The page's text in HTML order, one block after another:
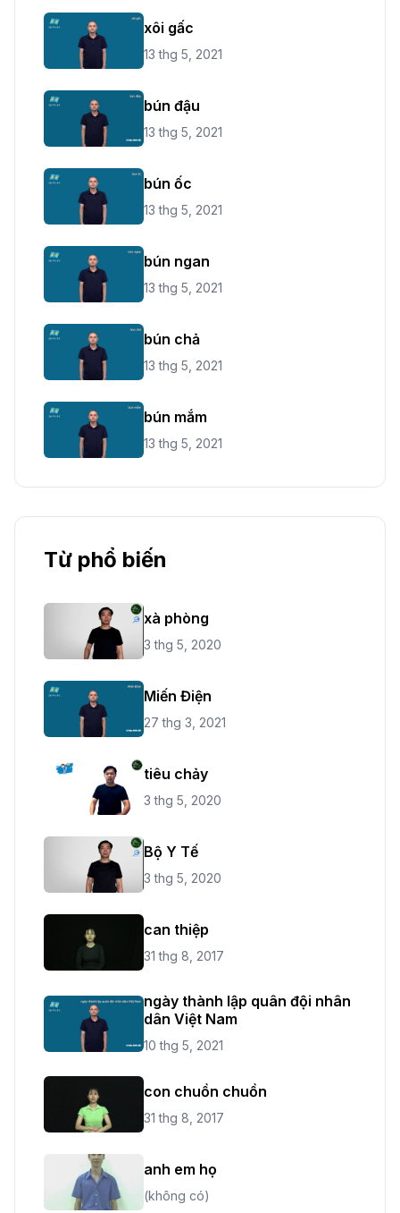
xôi gấc
13 thg 5, 2021
bún đậu
13 thg 5, 2021
bún ốc
13 thg 5, 2021
bún ngan
13 thg 5, 2021
bún chả
13 thg 5, 2021
bún mắm
13 thg 5, 2021
Từ phổ biến
xà phòng
3 thg 5, 2020
Miến Điện
27 thg 3, 2021
tiêu chảy
3 thg 5, 2020
Bộ Y Tế
3 thg 5, 2020
can thiệp
31 thg 8, 2017
ngày thành lập quân đội nhân
dân Việt Nam
10 thg 5, 2021
con chuồn chuồn
31 thg 8, 2017
anh em họ
(không có)